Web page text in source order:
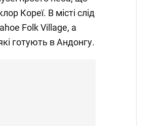
Кореї. В місті слід
Folk Village, а
готують в Андонгу.